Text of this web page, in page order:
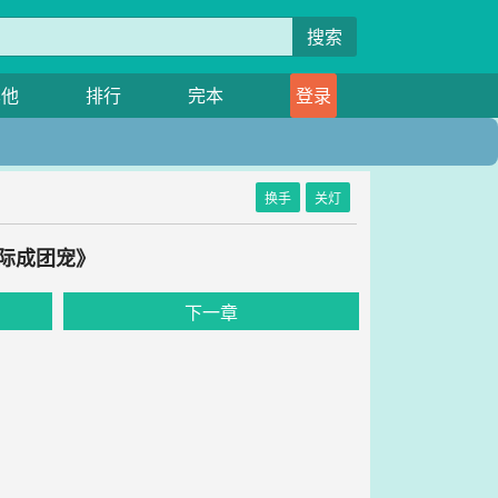
搜索
排行 完本
登录
换手 关灯
成团宠》
下一章